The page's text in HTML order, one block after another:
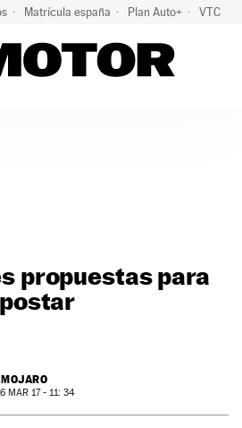
Matrícula españa Plan Auto+ VTC
propuestas para
MAR 17 - 11: 34